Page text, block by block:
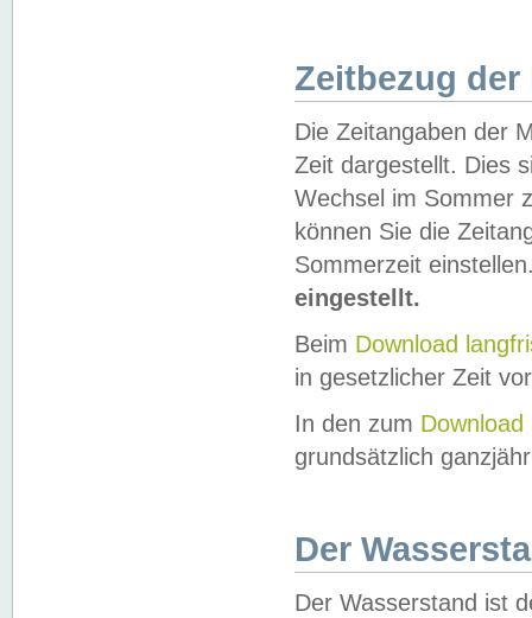
Zeitbezug der
Die Zeitangaben der
Zeit dargestellt. Dies
Wechsel im Sommer
können Sie die
Sommerzeit
eingestellt.
Beim Download
in gesetzlicher Zeit
In den zum Download
grundsätzlich
Der
Der Wasserstand ist